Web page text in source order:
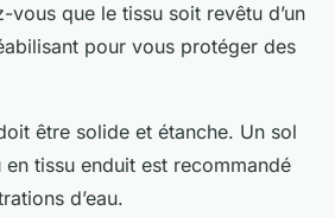
vous que le tissu soit revêtu d’un
pour vous protéger des
être solide et étanche. Un sol
tissu enduit est recommandé
d’eau.